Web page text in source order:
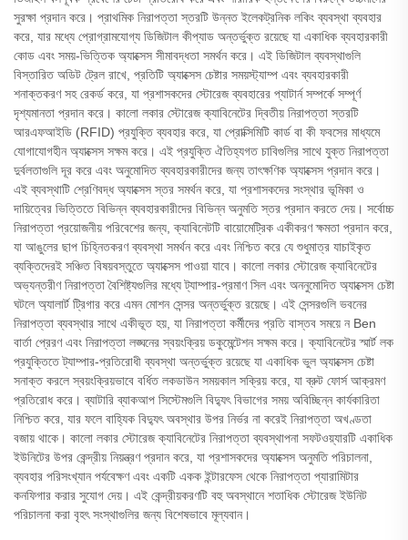
সুরক্ষা প্রদান করে। প্রাথমিক নিরাপত্তা স্তরটি উন্নত ইলেকট্রনিক লকিং ব্যবস্থা ব্যবহার
করে, যার মধ্যে প্রোগ্রামযোগ্য ডিজিটাল কীপ্যাড অন্তর্ভুক্ত রয়েছে যা একাধিক ব্যবহারকারী
কোড এবং সময়-ভিত্তিক অ্যাক্সেস সীমাবদ্ধতা সমর্থন করে। এই ডিজিটাল ব্যবস্থাগুলি
বিস্তারিত অডিট ট্রেল রাখে, প্রতিটি অ্যাক্সেস চেষ্টার সময়স্ট্যাম্প এবং ব্যবহারকারী
শনাক্তকরণ সহ রেকর্ড করে, যা প্রশাসকদের স্টোরেজ ব্যবহারের প্যাটার্ন সম্পর্কে সম্পূর্ণ
দৃশ্যমানতা প্রদান করে। কালো লকার স্টোরেজ ক্যাবিনেটের দ্বিতীয় নিরাপত্তা স্তরটি
আরএফআইডি (RFID) প্রযুক্তি ব্যবহার করে, যা প্রোক্সিমিটি কার্ড বা কী ফবসের মাধ্যমে
যোগাযোগহীন অ্যাক্সেস সক্ষম করে। এই প্রযুক্তি ঐতিহ্যগত চাবিগুলির সাথে যুক্ত নিরাপত্তা
দুর্বলতাগুলি দূর করে এবং অনুমোদিত ব্যবহারকারীদের জন্য তাৎক্ষণিক অ্যাক্সেস প্রদান করে।
এই ব্যবস্থাটি শ্রেণিবদ্ধ অ্যাক্সেস স্তর সমর্থন করে, যা প্রশাসকদের সংস্থার ভূমিকা ও
দায়িত্বের ভিত্তিতে বিভিন্ন ব্যবহারকারীদের বিভিন্ন অনুমতি স্তর প্রদান করতে দেয়। সর্বোচ্চ
নিরাপত্তা প্রয়োজনীয় পরিবেশের জন্য, ক্যাবিনেটটি বায়োমেট্রিক একীকরণ ক্ষমতা প্রদান করে,
যা আঙুলের ছাপ চিহ্নিতকরণ ব্যবস্থা সমর্থন করে এবং নিশ্চিত করে যে শুধুমাত্র যাচাইকৃত
ব্যক্তিদেরই সঞ্চিত বিষয়বস্তুতে অ্যাক্সেস পাওয়া যাবে। কালো লকার স্টোরেজ ক্যাবিনেটের
অভ্যন্তরীণ নিরাপত্তা বৈশিষ্ট্যগুলির মধ্যে ট্যাম্পার-প্রমাণ সিল এবং অননুমোদিত অ্যাক্সেস চেষ্টা
ঘটলে অ্যালার্ট ট্রিগার করে এমন মোশন সেন্সর অন্তর্ভুক্ত রয়েছে। এই সেন্সরগুলি ভবনের
নিরাপত্তা ব্যবস্থার সাথে একীভূত হয়, যা নিরাপত্তা কর্মীদের প্রতি বাস্তব সময়ে ন Ben
বার্তা প্রেরণ এবং নিরাপত্তা লঙ্ঘনের স্বয়ংক্রিয় ডকুমেন্টেশন সক্ষম করে। ক্যাবিনেটের স্মার্ট লক
প্রযুক্তিতে ট্যাম্পার-প্রতিরোধী ব্যবস্থা অন্তর্ভুক্ত রয়েছে যা একাধিক ভুল অ্যাক্সেস চেষ্টা
সনাক্ত করলে স্বয়ংক্রিয়ভাবে বর্ধিত লকডাউন সময়কাল সক্রিয় করে, যা ব্রুট ফোর্স আক্রমণ
প্রতিরোধ করে। ব্যাটারি ব্যাকআপ সিস্টেমগুলি বিদ্যুৎ বিভাগের সময় অবিচ্ছিন্ন কার্যকারিতা
নিশ্চিত করে, যার ফলে বাহ্যিক বিদ্যুৎ অবস্থার উপর নির্ভর না করেই নিরাপত্তা অখণ্ডতা
বজায় থাকে। কালো লকার স্টোরেজ ক্যাবিনেটের নিরাপত্তা ব্যবস্থাপনা সফটওয়্যারটি একাধিক
ইউনিটের উপর কেন্দ্রীয় নিয়ন্ত্রণ প্রদান করে, যা প্রশাসকদের অ্যাক্সেস অনুমতি পরিচালনা,
ব্যবহার পরিসংখ্যান পর্যবেক্ষণ এবং একটি একক ইন্টারফেস থেকে নিরাপত্তা প্যারামিটার
কনফিগার করার সুযোগ দেয়। এই কেন্দ্রীয়করণটি বহু অবস্থানে শতাধিক স্টোরেজ ইউনিট
পরিচালনা করা বৃহৎ সংস্থাগুলির জন্য বিশেষভাবে মূল্যবান।